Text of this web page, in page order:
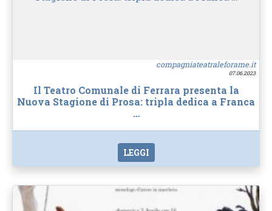
compagniateatraleforame.it
07.06.2023
Il Teatro Comunale di Ferrara presenta la
Nuova Stagione di Prosa: tripla dedica a Franca
…
LEGGI